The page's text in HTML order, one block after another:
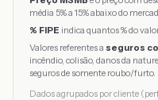
média 5% a 15% abaixo do
% FIPE indica quantos % do
Valores referentes a seguros
incêndio, colisão, danos da
seguros de somente roubo/furto.
Dados agrupados por cliente